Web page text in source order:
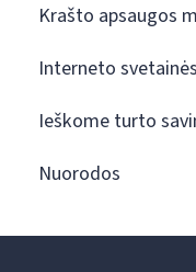
Krašto apsaugos
Interneto
Ieškome turto
Nuorodos